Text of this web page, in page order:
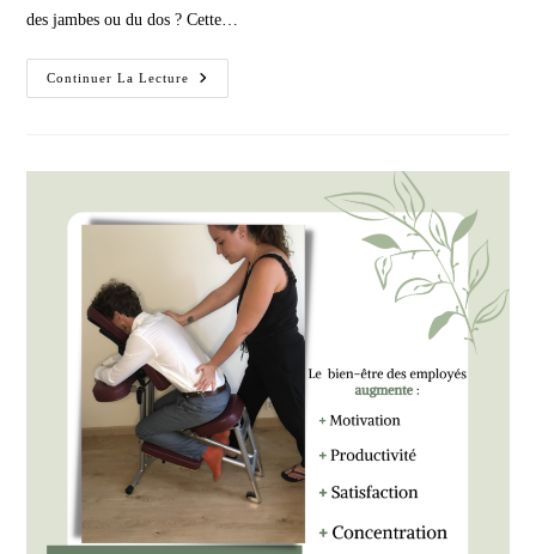
des jambes ou du dos ? Cette…
Continuer La Lecture
30,
60
De
Massage
Est
Faite
Pour
Vous
!